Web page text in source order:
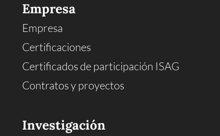
Empresa
Empresa
Certificaciones
Certificados de participación ISAG
Contratos y proyectos
Investigación